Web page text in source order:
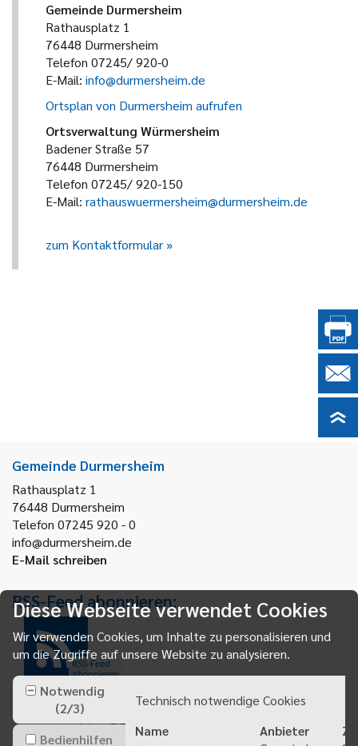
Gemeinde Durmersheim
Rathausplatz 1
76448 Durmersheim
Telefon 07245/ 920-0
E-Mail: info@durmersheim.de
Ortsplan von Durmersheim aufrufen
Ortsverwaltung Würmersheim
Badener Straße 57
76448 Durmersheim
Telefon 07245/ 920-150
E-Mail: rathauswuermersheim@durmersheim.de
zum Kontaktformular
Gemeinde Durmersheim
Rathausplatz 1
76448 Durmersheim
Telefon 07245 920 - 0
info@durmersheim.de
E-Mail schreiben
RSS-Feed abonnieren:
RSS-Feed
abonnieren
Diese Webseite verwendet Cookies
Wir verwenden Cookies, um Inhalte zu personalisieren und
um die Zugriffe auf unsere Website zu analysieren.
Notwendig
(2/3)
Bedienhilfen
Technisch notwendige Cookies
Name
Anbieter